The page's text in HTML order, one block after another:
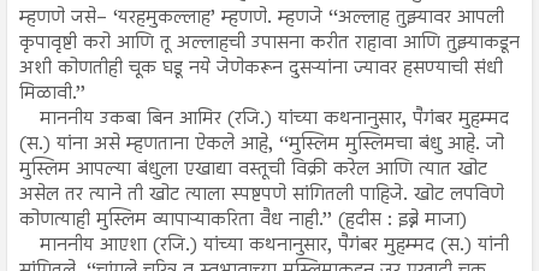
म्हणणे जसे– ‘यरहमुकल्लाह’ म्हणणे. म्हणजे ‘‘अल्लाह तुझ्यावर आपली
कृपावृष्टी करो आणि तू अल्लाहची उपासना करीत राहावा आणि तुझ्याकडून
अशी कोणतीही चूक घडू नये जेणेकरून दुसऱ्यांना ज्यावर हसण्याची संधी
मिळावी.’’
माननीय उकबा बिन आमिर (रजि.) यांच्या कथनानुसार, पैगंबर मुहम्मद
(स.) यांना असे म्हणताना ऐकले आहे, ‘‘मुस्लिम मुस्लिमचा बंधु आहे. जो
मुस्लिम आपल्या बंधुला एखाद्या वस्तूची विक्री करेल आणि त्यात खोट
असेल तर त्याने ती खोट त्याला स्पष्टपणे सांगितली पाहिजे. खोट लपविणे
कोणत्याही मुस्लिम व्यापाऱ्याकरिता वैध नाही.’’ (हदीस : इब्ने माजा)
माननीय आएशा (रजि.) यांच्या कथनानुसार, पैगंबर मुहम्मद (स.) यांनी